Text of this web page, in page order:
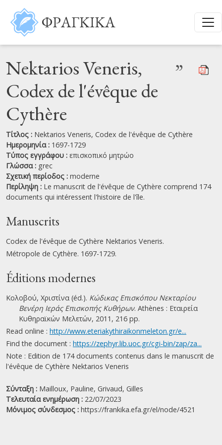
Παράκαμψη προς το κυρίως περιεχόμενο
ΦΡΑΓΚΙΚΑ
Nektarios Veneris,
Codex de l'évêque de
Cythère
”
Τίτλος : Nektarios Veneris, Codex de l'évêque de Cythère
Ημερομηνία : 1697-1729
Τύπος εγγράφου : επισκοπικό μητρώο
Γλώσσα : grec
Σχετική περίοδος : moderne
Περίληψη : Le manuscrit de l'évêque de Cythère comprend 174
documents qui intéressent l'histoire de l'île.
Manuscrits
Codex de l'évêque de Cythère Nektarios Veneris.
Métropole de Cythère. 1697-1729.
Éditions modernes
Κολοβού, Χριστίνα (éd.). Κώδικας Επισκόπου Νεκταρίου
Βενέρη Ιεράς Επισκοπής Κυθήρων. Athènes : Εταιρεία
Κυθηραϊκών Μελετών, 2011, 216 pp.
Read online : http://www.eteriakythiraikonmeleton.gr/e...
Find the document : https://zephyr.lib.uoc.gr/cgi-bin/zap/za...
Note : Edition de 174 documents contenus dans le manuscrit de
l'évêque de Cythère Nektarios Veneris
Σύνταξη : Mailloux, Pauline, Grivaud, Gilles
Τελευταία ενημέρωση : 22/07/2023
Μόνιμος σύνδεσμος : https://frankika.efa.gr/el/node/4521